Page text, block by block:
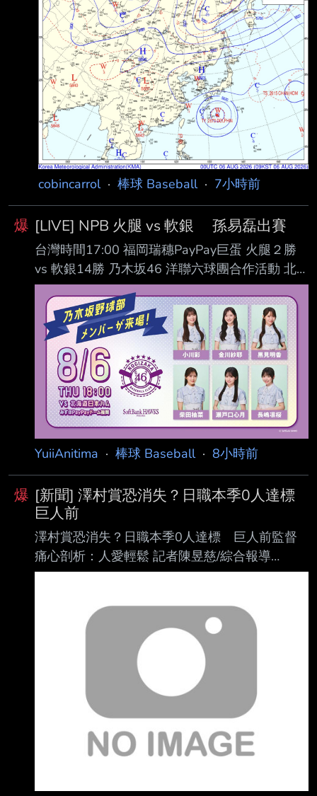
外） 且比賽中途將新增降溫休息 此項措施預計
持續到9月6日 先前在仁川球場舉行的 LG VS
SSG之戰 有觀眾看球看到一半疑似心臟奏停
（23歲 李某） 現在確定23歲李先生確定是酷暑
脫水導致昏厥 李先生也已在今日康復出院 --
cobincarrol· 棒球 Baseball· 7小時前
爆 [LIVE] NPB 火腿 vs 軟銀 孫易磊出賽
台灣時間17:00 福岡瑞穗PayPay巨蛋 火腿２勝
vs 軟銀14勝 乃木坂46 洋聯六球團合作活動 北
海道日本火腿鬥士 (56-45) AVG OBP SLG OPS
HR RBI PA １. 水野達稀 (L) SS .293 .339 .453
.791 8 35 399 ２. 五十幡亮汰 (L) CF .203 .227
.250 .477 0 1 70 ３. 万波中正 (R) RF .270 .339
.493 .831 20 49 382 ４. Franmil Reyes (R) DH
YuiiAnitima · 棒球 Baseball· 8小時前
爆 [新聞] 澤村賞恐消失？日職本季0人達標
巨人前
澤村賞恐消失？日職本季0人達標 巨人前監督
痛心剖析：人愛輕鬆 記者陳昱慈/綜合報導
2026-08-06 16:51:51 隨著近代棒球投手分工越
讀賣巨人隊監督 、現任「澤村賞」選考委員會會
長堀内恒夫今（6）日在個人部落格發文，對當
前先發投 手完投數急遽減少的現象表達強烈危機
感。他痛心直言，若未來再也沒有投手追求完
投， 「澤村賞這個獎項的存續問題，恐怕也必須
被拿出來檢討了。」 傳承澤村榮治精神！澤村賞
比大聯盟賽揚獎還悠久 現年78歲的堀內恒夫，6
日在個人部落格發文